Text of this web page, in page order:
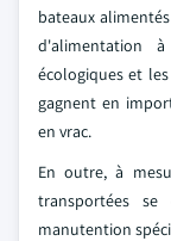
bateaux
d'alimentation
écologiques et
gagnent en
en vrac.
En outre, à
transportées
manutention